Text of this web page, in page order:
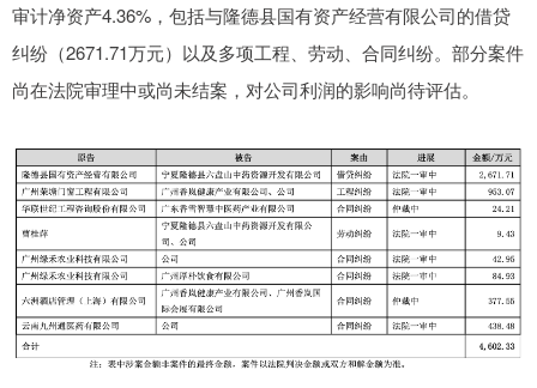
审计净资产4.36%，包括与隆德县国有资产经营有限公司的借贷
纠纷（2671.71万元）以及多项工程、劳动、合同纠纷。部分案件
尚在法院审理中或尚未结案，对公司利润的影响尚待评估。